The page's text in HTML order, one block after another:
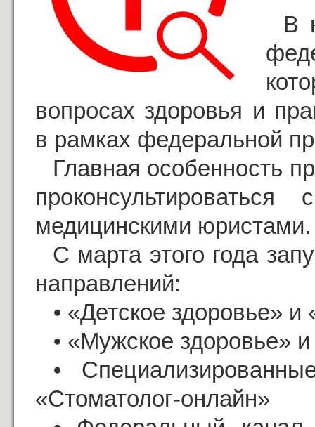
В
вопросах здоровья и
в рамках федеральной
Главная особенность
медицинскими юристами.
С марта этого года
направлений:
⦁ «Детское здоровье»
⦁ «Мужское здоровье»
⦁
«Стоматолог-онлайн»